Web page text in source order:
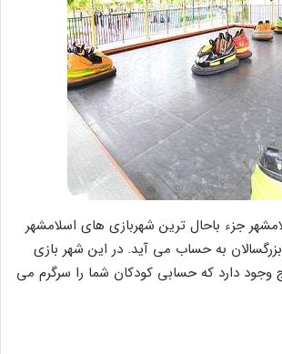
جزء باحال ترین شهربازی های اسلامشهر
بزرگسالان به حساب می آید. در این شهر بازی
مهیج وجود دارد که حسابی کودکان شما را سرگرم می